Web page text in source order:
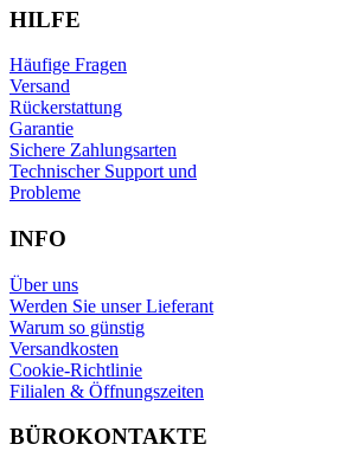
HILFE
Häufige Fragen
Versand
Rückerstattung
Garantie
Sichere Zahlungsarten
Technischer Support und
Probleme
INFO
Über uns
Werden Sie unser Lieferant
Warum so günstig
Versandkosten
Cookie-Richtlinie
Filialen & Öffnungszeiten
BÜROKONTAKTE